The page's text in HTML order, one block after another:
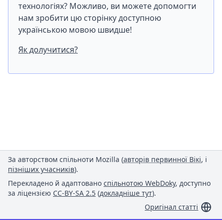
технологіях? Можливо, ви можете допомогти
нам зробити цю сторінку доступною
українською мовою швидше!
Як долучитися?
За авторством спільноти Mozilla (авторів первинної Вікі, і
пізніших учасників).
Перекладено й адаптовано спільнотою WebDoky, доступно
за ліцензією CC-BY-SA 2.5 (докладніше тут).
Оригінал статті